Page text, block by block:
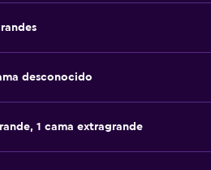
desconocido
1 cama extragrande